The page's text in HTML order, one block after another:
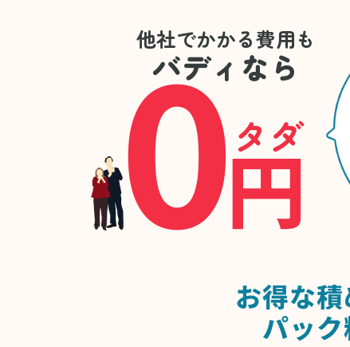
他社でかかる費用も
バディなら
0円
タダ
お得な
パッ